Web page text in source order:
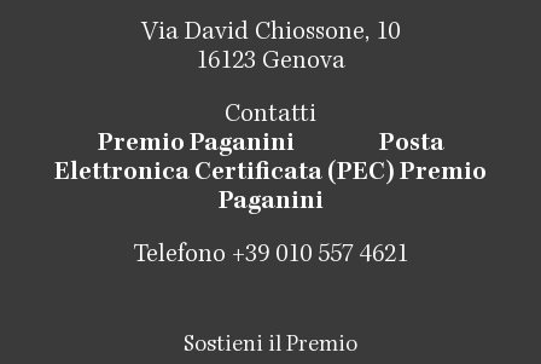
Via David Chiossone, 10
16123 Genova
Contatti
Premio Paganini
Posta
Elettronica Certificata (PEC) Premio
Paganini
Telefono +39 010 557 4621
Sostieni il Premio